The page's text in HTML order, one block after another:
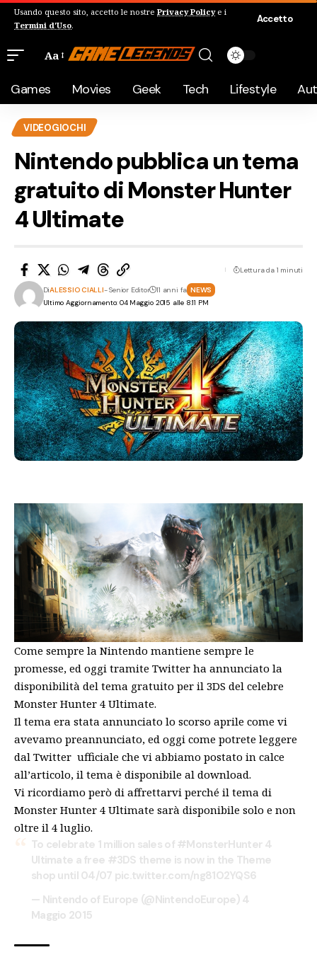
Usando questo sito, accetto le nostre Privacy Policye i
Termini d'Uso.
Accetto
Aa
Games Movies Geek Tech Lifestyle
VIDEOGIOCHI
Nintendo pubblica un tema
gratuito di Monster Hunter
4 Ultimate
Ultimo Aggiornamento: 04 Maggio 2015 alle 8:11 PM
DiALESSIO CIALLI- Senior Editor 11 anni fa NEWS
Lettura da 1 minuti
Come sempre la Nintendo mantiene sempre le
promesse, ed oggi tramite Twitter ha annunciato la
disponibilità del tema gratuito per il 3DS del celebre
Monster Hunter 4 Ultimate.
Il tema era stata annunciato lo scorso aprile come vi
avevamo preannunciato, ed oggi come potrete leggere
dal Twitter ufficiale che vi abbiamo postato in calce
all’articolo, il tema è disponibile al download.
Vi ricordiamo però di affrettarvi perché il tema di
Monster Hunter 4 Ultimate sarà disponibile solo e non
oltre il 4 luglio.
To celebrate 1 million sales of #MonsterHunter 4
Ultimate a free #3DS theme is now in the Theme
shop until 04/07 pic.twitter.com/ng81O2YQS6
— Nintendo of Europe (@NintendoEurope) 4
Maggio 2015